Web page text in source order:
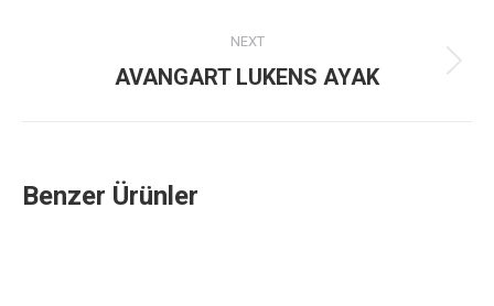
NEXT
Next
AVANGART LUKENS AYAK
Benzer Ürünler